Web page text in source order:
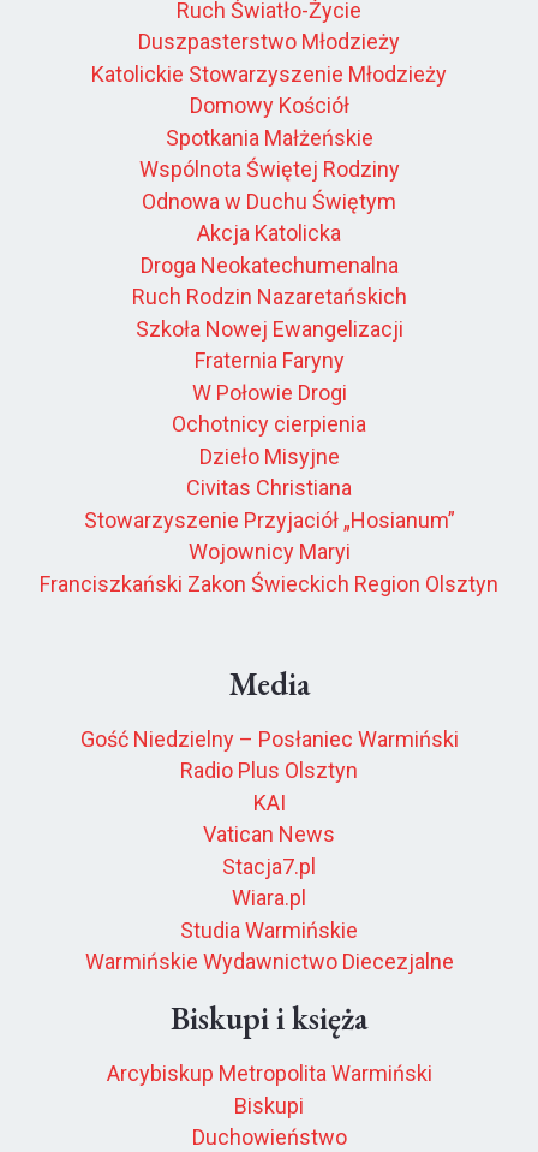
Ruch Światło-Życie
Duszpasterstwo Młodzieży
Katolickie Stowarzyszenie Młodzieży
Domowy Kościół
Spotkania Małżeńskie
Wspólnota Świętej Rodziny
Odnowa w Duchu Świętym
Akcja Katolicka
Droga Neokatechumenalna
Ruch Rodzin Nazaretańskich
Szkoła Nowej Ewangelizacji
Fraternia Faryny
W Połowie Drogi
Ochotnicy cierpienia
Dzieło Misyjne
Civitas Christiana
Stowarzyszenie Przyjaciół „Hosianum”
Wojownicy Maryi
Franciszkański Zakon Świeckich Region Olsztyn
Media
Gość Niedzielny – Posłaniec Warmiński
Radio Plus Olsztyn
KAI
Vatican News
Stacja7.pl
Wiara.pl
Studia Warmińskie
Warmińskie Wydawnictwo Diecezjalne
Biskupi i księża
Arcybiskup Metropolita Warmiński
Biskupi
Duchowieństwo